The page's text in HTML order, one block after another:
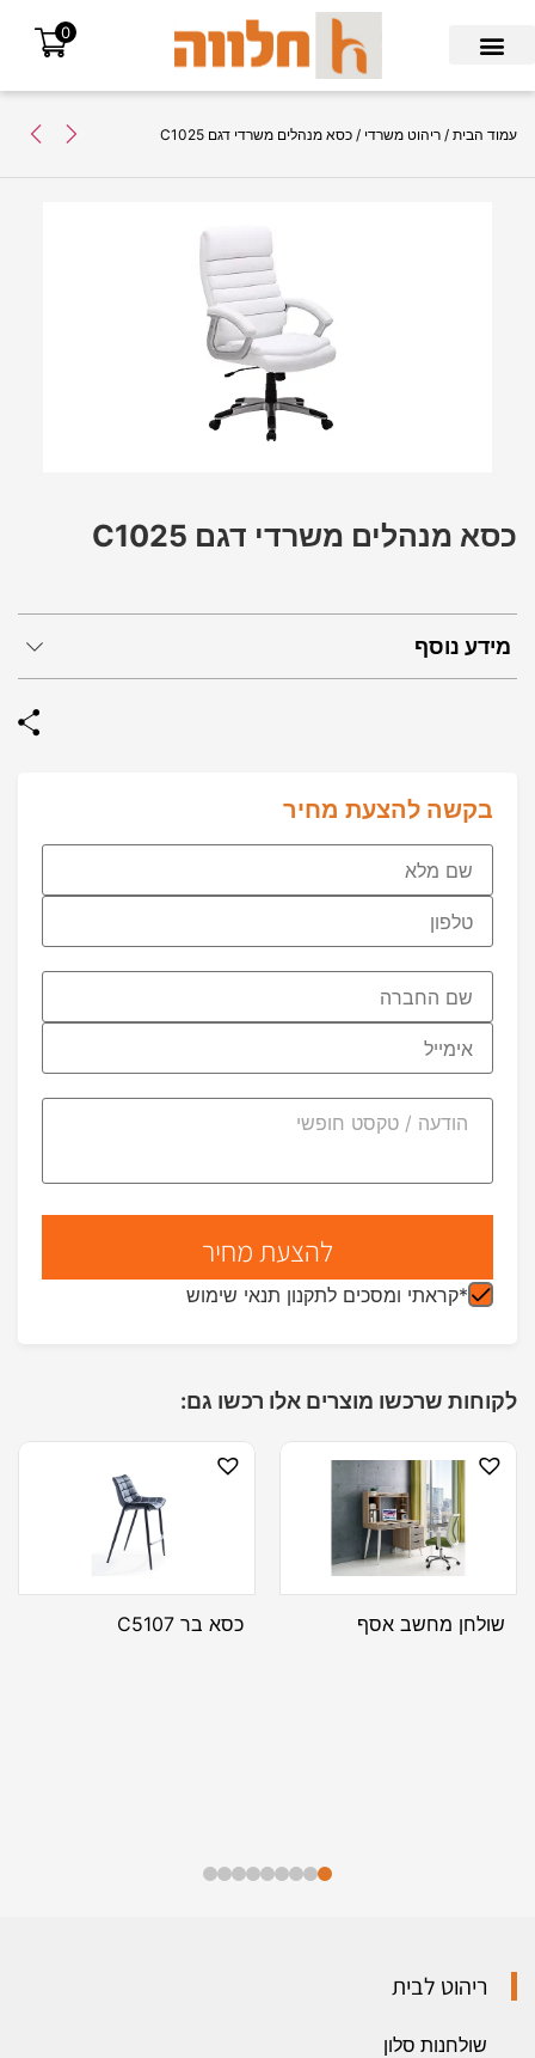
0
עמוד הבית / ריהוט משרדי / כסא מנהלים משרדי דגם C1025
מידע נוסף
כסא מנהלים משרדי דגם C1025
בקשה להצעת מחיר
*קראתי ומסכים לתקנון תנאי שימוש
לקוחות שרכשו מוצרים אלו רכשו גם:
שולחן מחשב אסף כסא בר C5107
ריהוט לבית
שולחנות סלון